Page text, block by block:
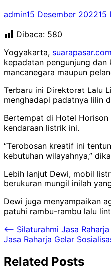
admin15 Desember 202215
Dibaca: 580
Yogyakarta, suarapasar.com
kepadatan pengunjung
mancanegara maupun
Terbaru ini Direktorat Lalu
menghadapi padatnya lilin
Bertempat di Hotel Horison
kendaraan listrik ini.
“Terobosan kreatif ini
kebutuhan wilayahnya,”
Lebih lanjut Dewi, mobil
berukuran mungil inilah
Dewi juga menyampaikan
patuhi rambu-rambu lalu
Navigasi
pos
⟵ Silaturahmi Jasa
Jasa Raharja Gelar
Related Posts